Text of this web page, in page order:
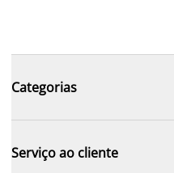
Categorias
Serviço ao cliente